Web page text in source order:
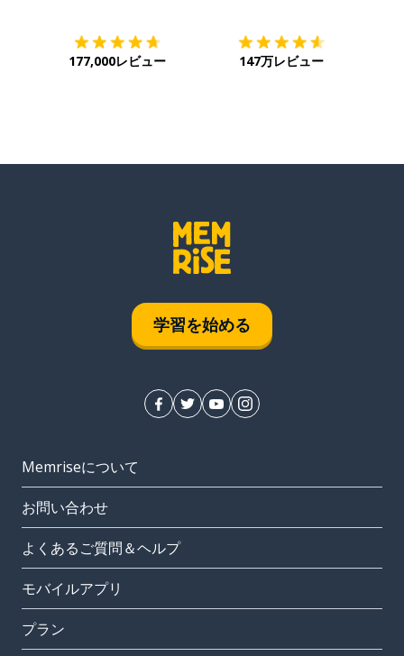
177,000レビュー 147万レビュー
学習を始める
Memriseについて
お問い合わせ
よくあるご質問＆ヘルプ
モバイルアプリ
プラン